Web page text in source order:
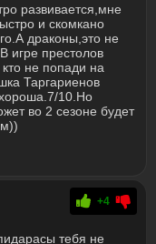
развивается,мне
и скомкано
драконы,это не
игре престолов
не попади на
Таргариенов
10.Но
во 2 сезоне будет
+4
тебя не